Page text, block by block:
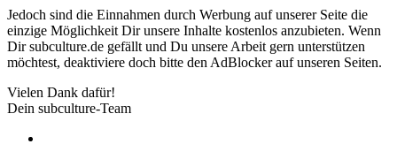
Jedoch sind die Einnahmen durch Werbung auf unserer Seite die
einzige Möglichkeit Dir unsere Inhalte kostenlos anzubieten. Wenn
Dir subculture.de gefällt und Du unsere Arbeit gern unterstützen
möchtest, deaktiviere doch bitte den AdBlocker auf unseren Seiten.
Vielen Dank dafür!
Dein subculture-Team